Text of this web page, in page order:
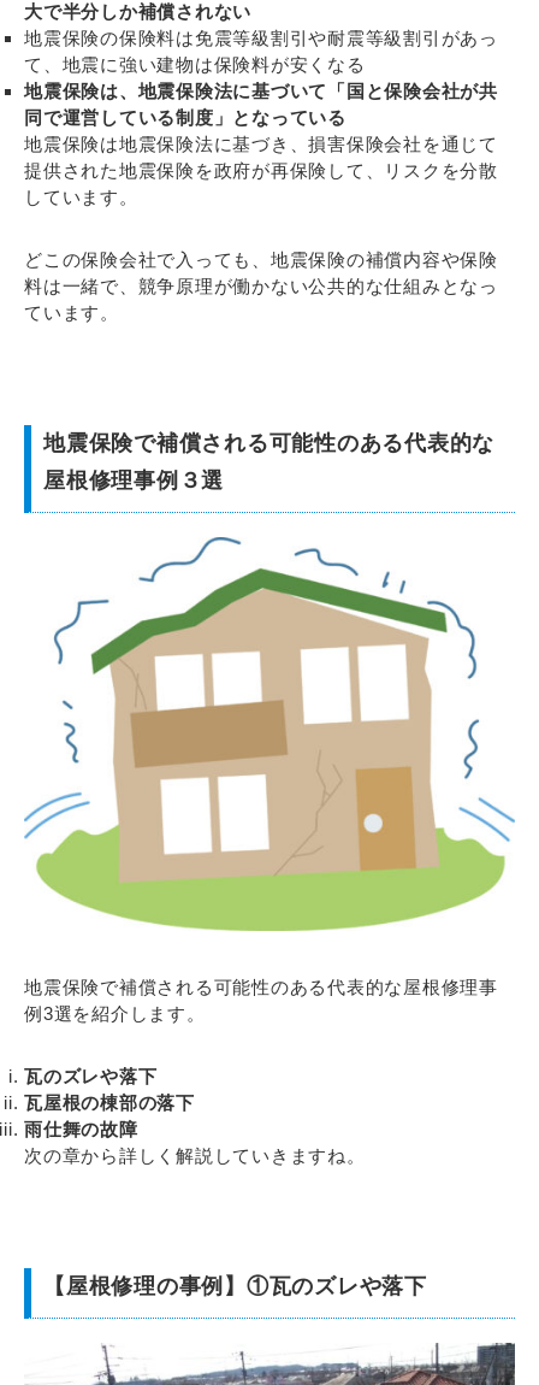
大で半分しか補償されない
地震保険の保険料は免震等級割引や耐震等級割引があっ
て、地震に強い建物は保険料が安くなる
地震保険は、地震保険法に基づいて「国と保険会社が共
同で運営している制度」となっている
地震保険は地震保険法に基づき、損害保険会社を通じて
提供された地震保険を政府が再保険して、リスクを分散
しています。
どこの保険会社で入っても、地震保険の補償内容や保険
料は一緒で、競争原理が働かない公共的な仕組みとなっ
ています。
地震保険で補償される可能性のある代表的な
屋根修理事例３選
地震保険で補償される可能性のある代表的な屋根修理事
例3選を紹介します。
瓦のズレや落下
瓦屋根の棟部の落下
雨仕舞の故障
次の章から詳しく解説していきますね。
【屋根修理の事例】①瓦のズレや落下